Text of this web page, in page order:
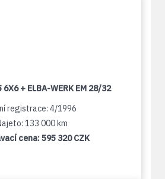
6X6 + ELBA-WERK EM 28/32
registrace: 4/1996
133 000 km
cena:595 320 CZK